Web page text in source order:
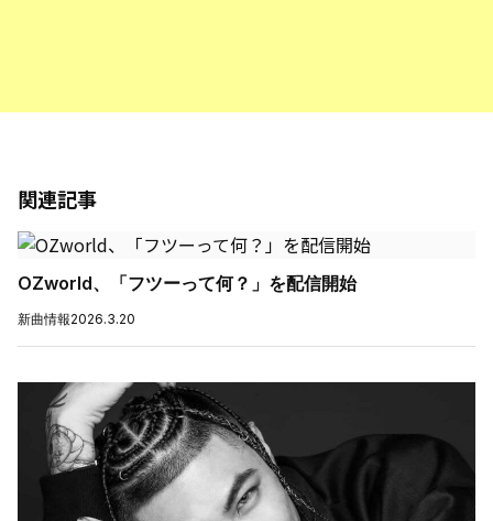
関連記事
OZworld、「フツーって何？」を配信開始
新曲情報2026.3.20